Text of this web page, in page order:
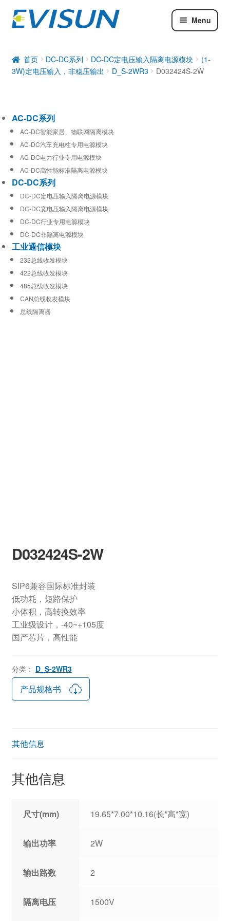
Menu
DC-DC系列
工业通信模块
首页 DC-DC系列 DC-DC定电压输入隔离电源模块
(1-
3W)定电压输入，非稳压输出
D_S-2WR3 D032424S-2W
D032424S-2W
SIP6兼容国际标准封装
低功耗，短路保护
小体积，高转换效率
工业级设计，-40~+105度
国产芯片，高性能
分类： D_S-2WR3
产品规格书
其他信息
其他信息
尺寸(mm) 19.65*7.00*10.16(长*高*宽)
输出功率 2W
输出路数 2
隔离电压 1500V
AC-DC系列
AC-DC智能家居、物联网隔离模块
AC-DC汽车充电柱专用电源模块
AC-DC电力行业专用电源模块
AC-DC高性能标准隔离电源模块
DC-DC系列
DC-DC定电压输入隔离电源模块
DC-DC宽电压输入隔离电源模块
DC-DC行业专用电源模块
DC-DC非隔离电源模块
工业通信模块
232总线收发模块
422总线收发模块
485总线收发模块
CAN总线收发模块
总线隔离器